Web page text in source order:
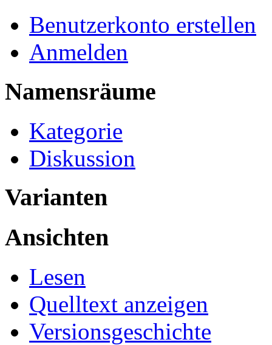
Benutzerkonto erstellen
Anmelden
Namensräume
Kategorie
Diskussion
Varianten
Ansichten
Lesen
Quelltext anzeigen
Versionsgeschichte